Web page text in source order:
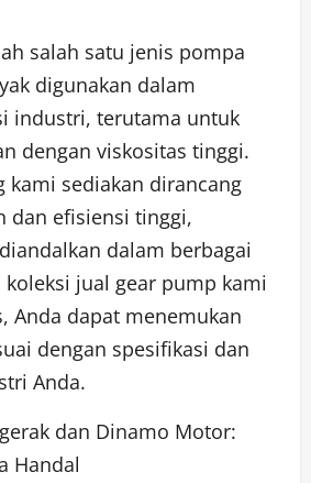
salah satu jenis pompa
digunakan dalam
industri, terutama untuk
dengan viskositas tinggi.
kami sediakan dirancang
dan efisiensi tinggi,
dalam berbagai
jual gear pump kami
Anda dapat menemukan
dengan spesifikasi dan
Anda.
dan Dinamo Motor:
Handal